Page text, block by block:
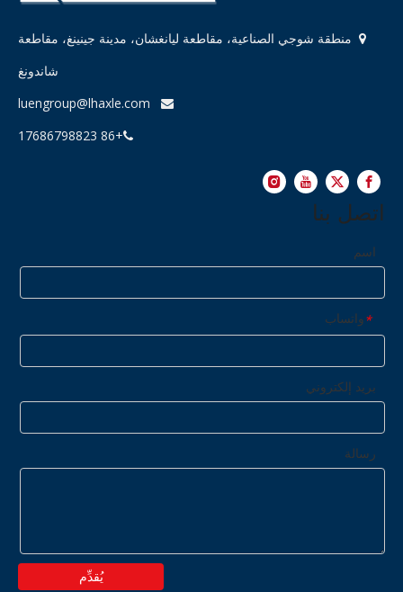

منطقة شوجي الصناعية، مقاطعة ليانغشان، مدينة جينينغ، مقاطعة
شاندونغ

luengroup@lhaxle.com

+86 17686798823
اتصل بنا
اسم
*واتساب
بريد إلكتروني
رسالة
يُقدِّم